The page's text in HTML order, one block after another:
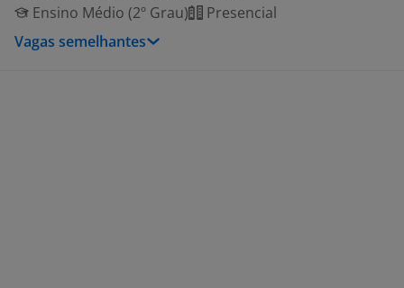
Ensino Médio (2º Grau)
Presencial
Vagas semelhantes